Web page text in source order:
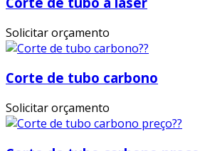
Solicitar orçamento
Corte de tubo carbono
Solicitar orçamento